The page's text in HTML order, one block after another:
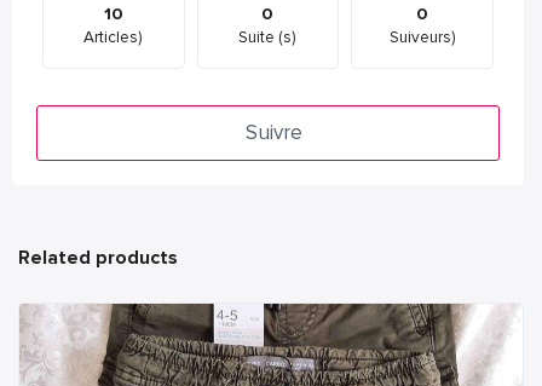
10
Articles)
0
Suite (s)
0
Suiveurs)
Suivre
Related products